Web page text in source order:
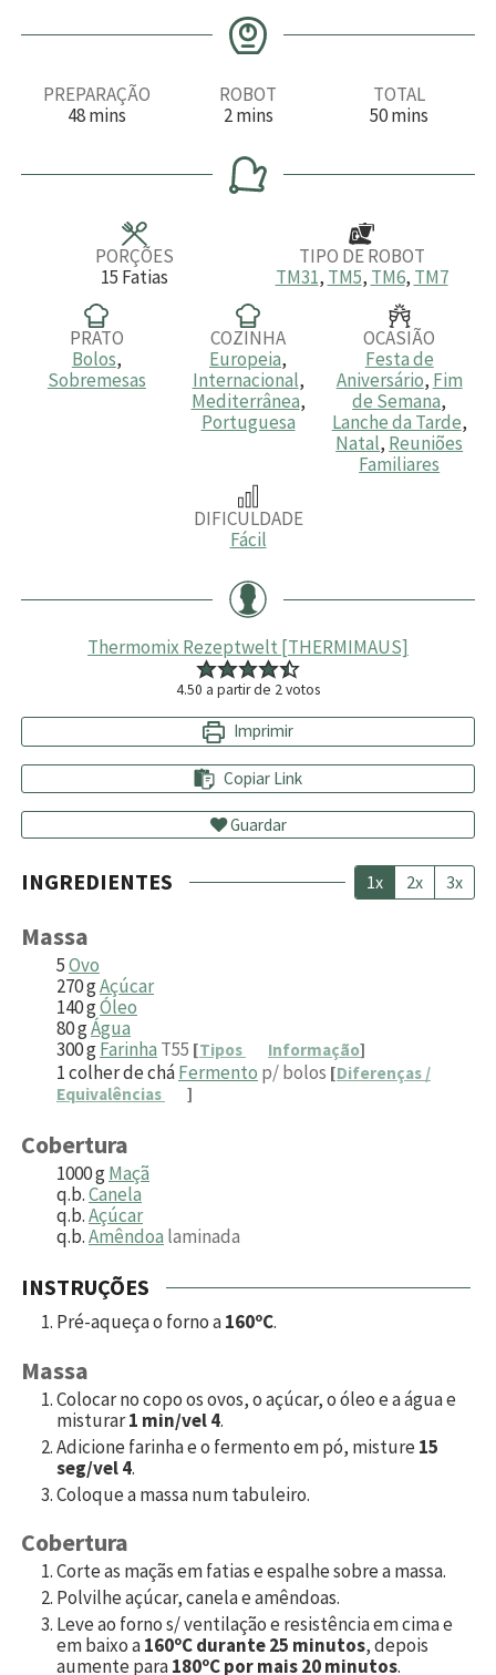
PREPARAÇÃO
48m
u
mins
ROBOT
2m
n
u
t
mins
TOTAL
50m
u
mins
PORÇÕES
15 Fatias
TIPO DE ROBOT
TM31, TM5, TM6, TM7
PRATO
Bolos,
Sobremesas
COZINHA
Europeia,
Internacional,
Mediterrânea,
Portuguesa
OCASIÃO
Festa de
Aniversário, Fim
de Semana,
Lanche da Tarde,
Natal, Reuniões
Familiares
DIFICULDADE
Fácil
Thermomix Rezeptwelt [THERMIMAUS]
4.50 a partir de 2votos
Imprimir
Copiar Link
Guardar
INGREDIENTES 1x 2x 3x
Massa
5Ovo
270gAçúcar
140gÓleo
80gÁgua
300gFarinha T55 [Tipos Informação]
1colher de cháFermento p/ bolos [Diferenças /
Equivalências
]
Cobertura
1000gMaçã
q.b.Canela
q.b.Açúcar
q.b.Amêndoa laminada
INSTRUÇÕES
Pré-aqueça o forno a160ºC.
Massa
Colocar no copo os ovos, o açúcar, o óleo e a água e
misturar1 min/vel 4.
Adicione farinha e o fermento em pó, misture15
seg/vel 4.
Coloque a massa num tabuleiro.
Cobertura
Corte as maçãs em fatias e espalhe sobre a massa.
Polvilhe açúcar, canela e amêndoas.
Leve ao forno s/ ventilação e resistência em cima e
em baixo a160ºC durante 25 minutos, depois
aumente para180ºC por mais 20 minutos.